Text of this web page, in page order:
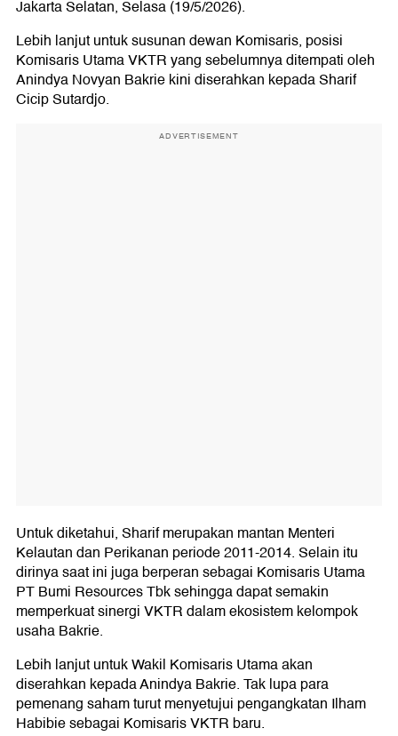
Jakarta Selatan, Selasa (19/5/2026).
Lebih lanjut untuk susunan dewan Komisaris, posisi
Komisaris Utama VKTR yang sebelumnya ditempati oleh
Anindya Novyan Bakrie kini diserahkan kepada Sharif
Cicip Sutardjo.
ADVERTISEMENT
Untuk diketahui, Sharif merupakan mantan Menteri
Kelautan dan Perikanan periode 2011-2014. Selain itu
dirinya saat ini juga berperan sebagai Komisaris Utama
PT Bumi Resources Tbk sehingga dapat semakin
memperkuat sinergi VKTR dalam ekosistem kelompok
usaha Bakrie.
Lebih lanjut untuk Wakil Komisaris Utama akan
diserahkan kepada Anindya Bakrie. Tak lupa para
pemenang saham turut menyetujui pengangkatan Ilham
Habibie sebagai Komisaris VKTR baru.